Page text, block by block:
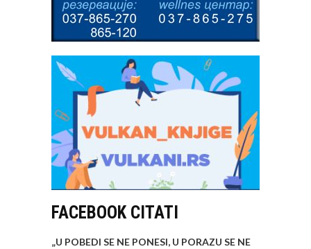
FACEBOOK CITATI
„U POBEDI SE NE PONESI, U PORAZU SE NE